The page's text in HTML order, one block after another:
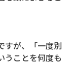
すが、「一度別
うことを何度も